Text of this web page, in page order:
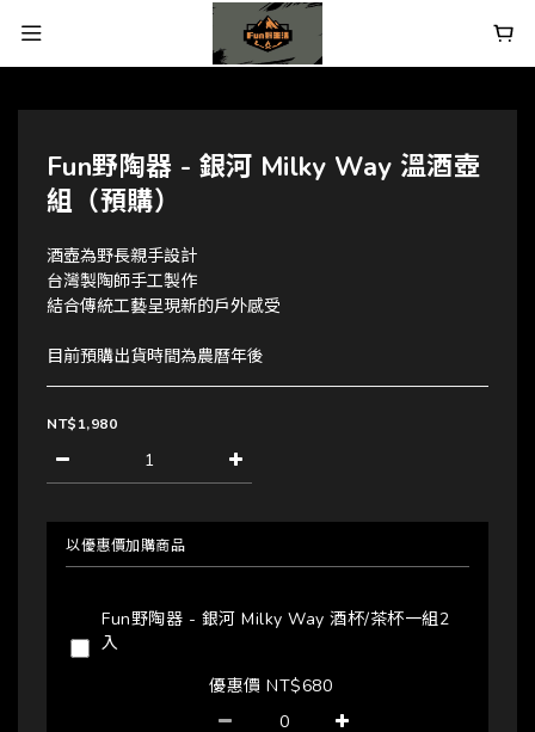
Fun野陶器 - 銀河 Milky Way 溫酒壺
組（預購）
酒壺為野長親手設計
台灣製陶師手工製作
結合傳統工藝呈現新的戶外感受
目前預購出貨時間為農曆年後
NT$1,980
以優惠價加購商品
Fun野陶器 - 銀河 Milky Way 酒杯/茶杯一組2
入
優惠價 NT$680